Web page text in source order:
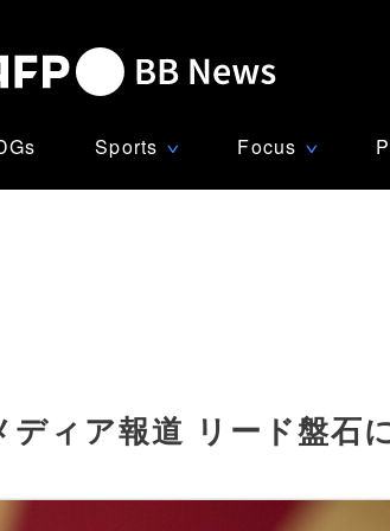
Sports ∨ Focus ∨
ィア報道 リード盤石